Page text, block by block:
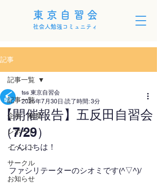
東京自習会
社会人勉強コミュニティ
記事
記事一覧
企画・制度
レポート
イベント
サークル
お知らせ
記事一覧
【開催報告】五反田自習会
（7/29）
tss 東京自習会
2025年7月30日 読了時間: 3分
こんにちは！
ファシリテーターのシオミです(^▽^)/